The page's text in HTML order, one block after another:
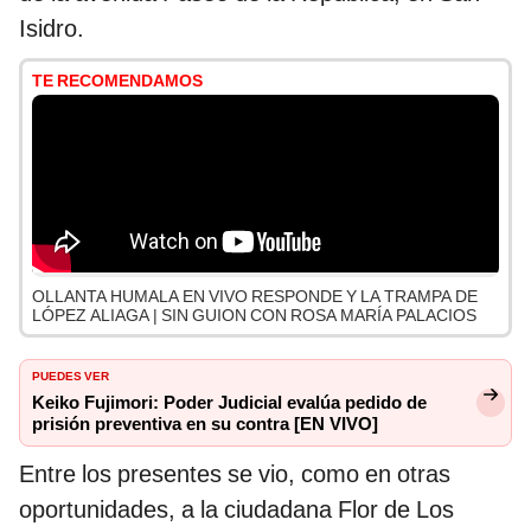
Isidro.
TE RECOMENDAMOS
OLLANTA HUMALA EN VIVO RESPONDE Y LA TRAMPA DE
LÓPEZ ALIAGA | SIN GUION CON ROSA MARÍA PALACIOS
PUEDES VER
Keiko Fujimori: Poder Judicial evalúa pedido de
prisión preventiva en su contra [EN VIVO]
Entre los presentes se vio, como en otras
oportunidades, a la ciudadana Flor de Los